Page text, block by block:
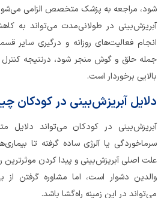
شود، مراجعه به پزشک متخصص الزامی
آبریزش‌بینی در طولانی‌مدت می‌تواند به
انجام فعالیت‌های روزانه و درگیری سایر
جمله حلق و گوش منجر شود، درنتیجه کنترل
بالایی برخوردار است.
دلایل آبریزش‌بینی در کودکان
آبریزش‌بینی در کودکان می‌تواند دلایل
سرماخوردگی یا آلرژی ساده گرفته تا
علت اصلی آبریزش‌بینی و پیدا کردن موثرترین
والدین دشوار است، اما مشاوره
می‌تواند در این زمینه راه‌گشا باشد.